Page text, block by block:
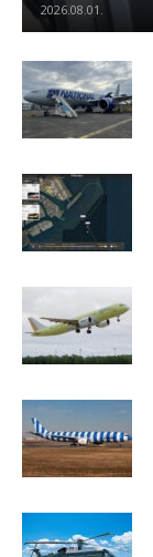
2026.08.01.